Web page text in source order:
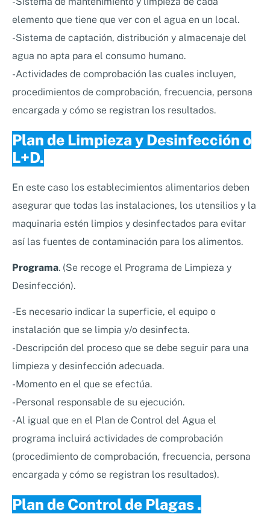
elemento que tiene que ver con el agua en un local.
-Sistema de captación, distribución y almacenaje del
agua no apta para el consumo humano.
-Actividades de comprobación las cuales incluyen,
procedimientos de comprobación, frecuencia, persona
encargada y cómo se registran los resultados.
Plan de Limpieza y Desinfección o
L+D.
En este caso los establecimientos alimentarios deben
asegurar que todas las instalaciones, los utensilios y la
maquinaria estén limpios y desinfectados para evitar
así las fuentes de contaminación para los alimentos.
Programa. (Se recoge el Programa de Limpieza y
Desinfección).
-Es necesario indicar la superficie, el equipo o
instalación que se limpia y/o desinfecta.
-Descripción del proceso que se debe seguir para una
limpieza y desinfección adecuada.
-Momento en el que se efectúa.
-Personal responsable de su ejecución.
-Al igual que en el Plan de Control del Agua el
programa incluirá actividades de comprobación
(procedimiento de comprobación, frecuencia, persona
encargada y cómo se registran los resultados).
Plan de Control de Plagas .